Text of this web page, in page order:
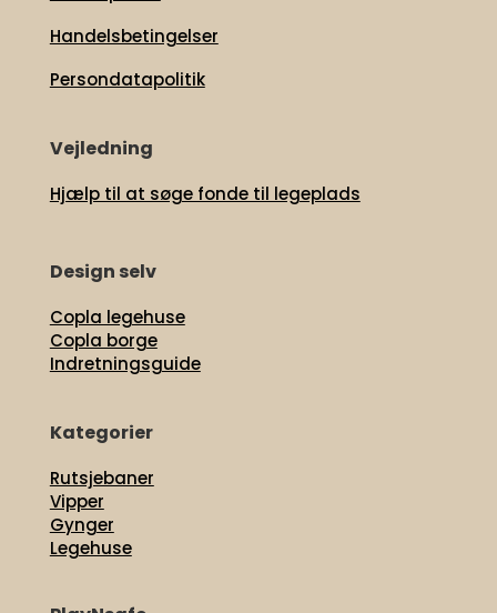
Handelsbetingelser
Persondatapolitik
Vejledning
Hjælp til at søge fonde til legeplads
Design selv
Copla legehuse
Copla borge
Indretningsguide
Kategorier
Rutsjebaner
Vipper
Gynger
Legehuse